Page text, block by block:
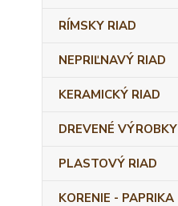
RÍMSKY RIAD
NEPRIĽNAVÝ RIAD
KERAMICKÝ RIAD
DREVENÉ VÝROBKY
PLASTOVÝ RIAD
KORENIE - PAPRIKA